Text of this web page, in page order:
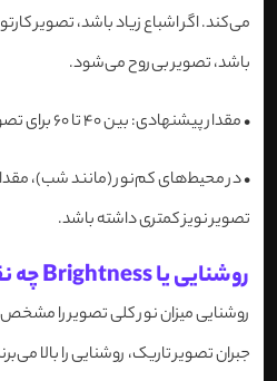
می‌کند. اگر اشباع زیاد باشد، تصویر
باشد، تصویر بی‌روح می‌شود.
•مقدار پیشنهادی: بین 40 تا 60 برای تصویر طبیعی
•در محیط‌های کم‌نور (مانند شب)،
تصویر نویز کمتری داشته باشد.
روشنایی یا Brightness چه نقشی دارد؟
روشنایی میزان نور کلی تصویر را
جبران تصویر تاریک، روشنایی را بالا